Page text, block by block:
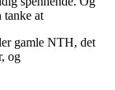
tanke at
gamle NTH, det
og